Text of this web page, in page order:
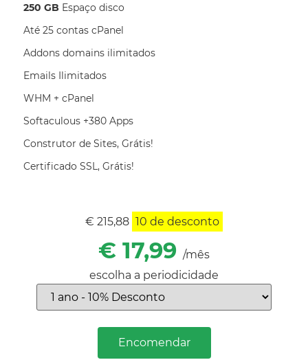
250 GB Espaço disco
Até 25 contas cPanel
Addons domains ilimitados
Emails Ilimitados
WHM + cPanel
Softaculous +380 Apps
Construtor de Sites, Grátis!
Certificado SSL, Grátis!
€ 215,88 10 de desconto
€ 17,99 /mês
escolha a periodicidade
Encomendar